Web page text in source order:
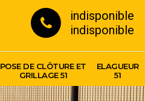
indisponible
indisponible
POSE DE CLÔTURE ET
GRILLAGE 51
ELAGUEUR
51